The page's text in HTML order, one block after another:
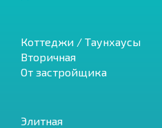
Коттеджи / Таунхаусы
Вторичная
От застройщика
Элитная